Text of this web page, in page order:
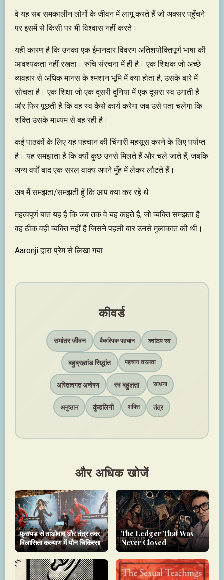
वे यह सब समकालीन लोगों के जीवन में लागू करते हैं जो अक्सर पहुँचने
पर इसमें से किसी पर भी विश्वास नहीं करते।
यही कारण है कि उनका एक ईमानदार विवरण अतिशयोक्तिपूर्ण भाषा की
आवश्यकता नहीं रखता। रुचि संरचना में ही है। एक शिक्षक जो अच्छे
व्यवहार से अधिक मानस के श्मशान भूमि में क्या होता है, उसके बारे में
सोचता है। एक शिक्षा जो एक दूसरी दुनिया में एक दूसरा स्व उगाती है
और फिर पूछती है कि वह स्व कैसे कार्य करेगा जब उसे पता चलेगा कि
शक्ति उसके माध्यम से बह रही है।
कई पाठकों के लिए यह पहचान की चिंगारी महसूस करने के लिए पर्याप्त
है। यह समझाता है कि क्यों कुछ उनसे मिलते हैं और चले जाते हैं, जबकि
अन्य वर्षों बाद एक सरल वाक्य अपने मुँह में लेकर लौटते हैं।
अब मैं समझता/समझती हूँ कि आप क्या कर रहे थे
महत्वपूर्ण बात यह है कि जब तक वे यह कहते हैं, जो व्यक्ति समझता है
वह ठीक वही व्यक्ति नहीं है जिसने पहली बार उनसे मुलाकात की थी।
Aaronji द्वारा प्रेम से लिखा गया
कीवर्ड
समांतर जीवन वैकल्पिक पहचान क्वांटम स्व
बहुब्रह्मांड सिद्धांत पहचान तरलता
अस्तित्वगत अन्वेषण स्व बहुलता साधना
अनुष्ठान कुंडलिनी शक्ति तंत्र
और अधिक खोजें
फ्रायड से ताओवाद और तंत्र तक:
विलासिता कल्याण में यौन चिकित्सा
The Ledger That Was
Never Closed